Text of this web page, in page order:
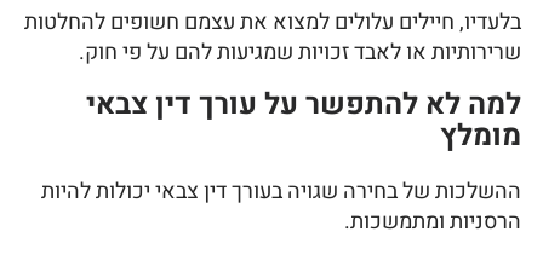
בלעדיו, חיילים עלולים למצוא את עצמם חשופים להחלטות
שרירותיות או לאבד זכויות שמגיעות להם על פי חוק.
למה לא להתפשר על עורך דין צבאי
מומלץ
ההשלכות של בחירה שגויה בעורך דין צבאי יכולות להיות
הרסניות ומתמשכות.